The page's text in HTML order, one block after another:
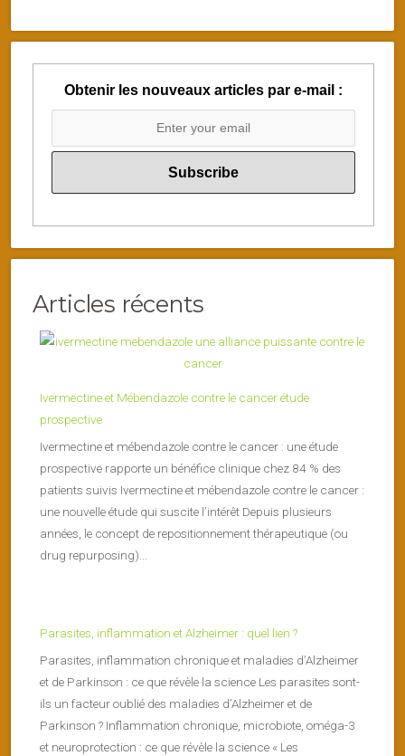
Obtenir les nouveaux articles par e-mail :
Articles récents
Ivermectine et Mébendazole contre le cancer étude
prospective
Ivermectine et mébendazole contre le cancer : une étude
prospective rapporte un bénéfice clinique chez 84 % des
patients suivis Ivermectine et mébendazole contre le cancer :
une nouvelle étude qui suscite l’intérêt Depuis plusieurs
années, le concept de repositionnement thérapeutique (ou
drug repurposing)...
Parasites, inflammation et Alzheimer : quel lien ?
Parasites, inflammation chronique et maladies d’Alzheimer
et de Parkinson : ce que révèle la science Les parasites sont-
ils un facteur oublié des maladies d’Alzheimer et de
Parkinson ? Inflammation chronique, microbiote, oméga-3
et neuroprotection : ce que révèle la science « Les